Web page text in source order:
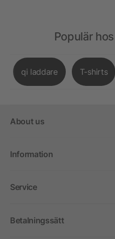
Populär
qi laddare T-shirts
About us
Information
Service
Betalningssätt